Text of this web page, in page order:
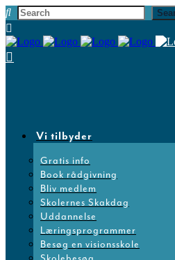
Vi tilbyder
Gratis info
Book rådgivning
Bliv medlem
Skolernes Skakdag
Uddannelse
Læringsprogrammer
Besøg en visionsskole